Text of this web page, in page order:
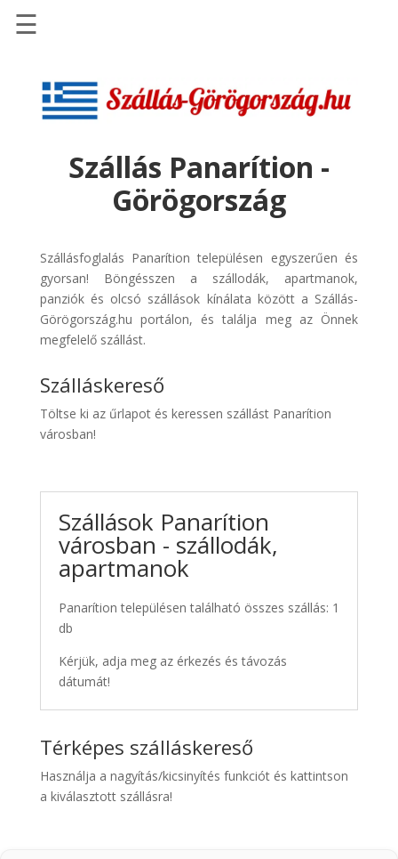
Szállások
Repülőjegy
pénzvisszatérítéssel
Discover
Cars
Transzfer
Kiwi
Taxi
☰
Szállás Panarítion -
Görögország
Szállásfoglalás Panarítion településen egyszerűen és
gyorsan! Böngésszen a szállodák, apartmanok,
panziók és olcsó szállások kínálata között a Szállás-
Görögország.hu portálon, és találja meg az Önnek
megfelelő szállást.
Szálláskereső
Töltse ki az űrlapot és keressen szállást Panarítion
városban!
Szállások Panarítion
városban - szállodák,
apartmanok
Panarítion településen található összes szállás: 1
db
Kérjük, adja meg az érkezés és távozás
dátumát!
Térképes szálláskereső
Használja a nagyítás/kicsinyítés funkciót és kattintson
a kiválasztott szállásra!